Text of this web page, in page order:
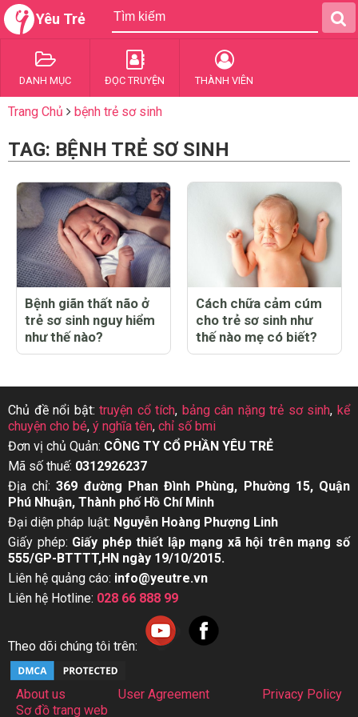
Yêu Trẻ
DANH MỤC ĐỌC TRUYỆN THÀNH VIÊN
Trang Chủ bệnh trẻ sơ sinh
TAG: BỆNH TRẺ SƠ SINH
Bệnh giãn thất não ở
trẻ sơ sinh nguy hiểm
như thế nào?
Cách chữa cảm cúm
cho trẻ sơ sinh như
thế nào mẹ có biết?
Chủ đề nổi bật:truyện cổ tích, bảng cân nặng trẻ sơ sinh,kể
chuyện cho bé, ý nghĩa tên, chỉ số bmi
Đơn vị chủ Quản: CÔNG TY CỔ PHẦN YÊU TRẺ
Mã số thuế: 0312926237
Địa chỉ:369 đường Phan Đình Phùng, Phường 15, Quận
Phú Nhuận, Thành phố Hồ Chí Minh
Đại diện pháp luật: Nguyễn Hoàng Phượng Linh
Giấy phép: Giấy phép thiết lập mạng xã hội trên mạng số
555/GP-BTTTT,HN ngày 19/10/2015.
Liên hệ quảng cáo: info@yeutre.vn
Liên hệ Hotline: 028 66 888 99
Theo dõi chúng tôi trên:
About us User Agreement
Privacy Policy
Sơ đồ trang web